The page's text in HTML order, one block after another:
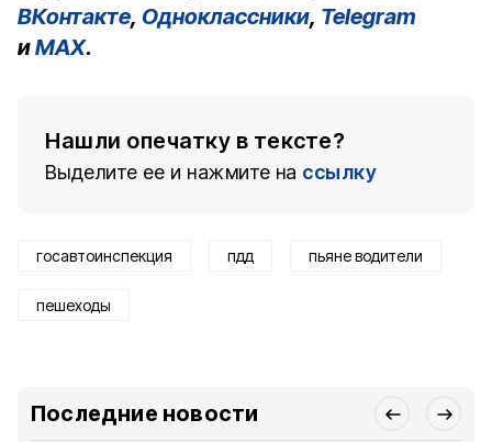
ВКонтакте, Одноклассники, Telegram
иMAX.
Нашли опечатку в тексте?
Выделите ее и нажмите на ссылку
госавтоинспекция пдд пьяне водители
пешеходы
Последние новости